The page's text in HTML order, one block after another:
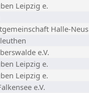
Leipzig e.
Halle-Neus
e.V.
Leipzig e.
Leipzig e.
e.V.